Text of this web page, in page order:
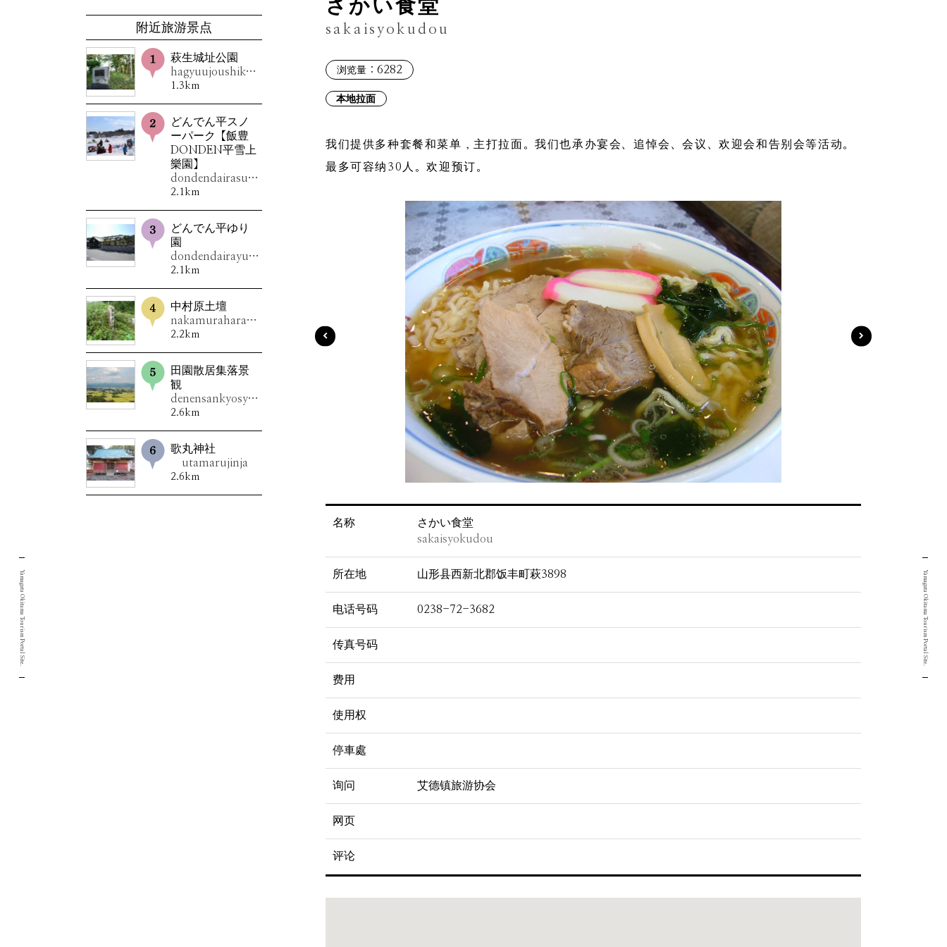
さかい食堂
sakaisyokudou
浏览量 ：6282
本地拉面
我们提供多种套餐和菜单，主打拉面。我们也承办宴会、追悼会、会议、欢迎会和告别会等活动。
最多可容纳30人。欢迎预订。
名称
さかい食堂
sakaisyokudou
所在地 山形县西新北郡饭丰町萩3898
电话号码 0238-72-3682
传真号码
费用
使用权
停車處
询问 艾德镇旅游协会
网页
评论
附近旅游景点
萩生城址公園
hagyuujoushikouen
1.3km
どんでん平スノ
ーパーク【飯豊
DONDEN平雪上
樂園】
dondendairasunôpâku
2.1km
どんでん平ゆり
園
dondendairayurien
2.1km
中村原土壇
nakamuraharadodan
2.2km
田園散居集落景
観
denensankyosyuurakukeikan
2.6km
歌丸神社
utamarujinja
2.6km
Yamagata Okitama Tourism Portal Site. Yamagata Okitama Tourism Portal Site.